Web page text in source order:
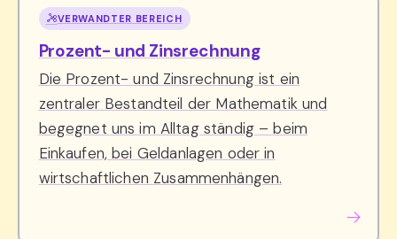
VERWANDTER BEREICH
Prozent- und Zinsrechnung
Die Prozent- und Zinsrechnung ist ein
zentraler Bestandteil der Mathematik und
begegnet uns im Alltag ständig – beim
Einkaufen, bei Geldanlagen oder in
wirtschaftlichen Zusammenhängen.